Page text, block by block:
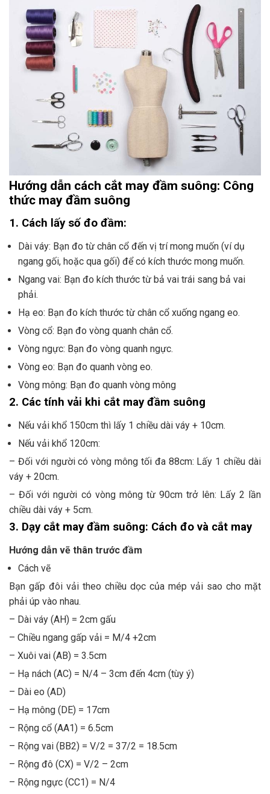
Hướng dẫn cách cắt may đầm suông: Công
thức may đầm suông
1. Cách lấy số đo đầm:
Dài váy: Bạn đo từ chân cổ đến vị trí mong muốn (ví dụ
ngang gối, hoặc qua gối) để có kích thước mong muốn.
Ngang vai: Bạn đo kích thước từ bả vai trái sang bả vai
phải.
Hạ eo: Bạn đo kích thước từ chân cổ xuống ngang eo.
Vòng cổ: Bạn đo vòng quanh chân cổ.
Vòng ngực: Bạn đo vòng quanh ngực.
Vòng eo: Bạn đo quanh vòng eo.
Vòng mông: Bạn đo quanh vòng mông
2. Các tính vải khi cắt may đầm suông
Nếu vải khổ 150cm thì lấy 1 chiều dài váy + 10cm.
Nếu vải khổ 120cm:
– Đối với người có vòng mông tối đa 88cm: Lấy 1 chiều dài
váy + 20cm.
– Đối với người có vòng mông từ 90cm trở lên: Lấy 2 lần
chiều dài váy + 5cm.
3. Dạy cắt may đầm suông: Cách đo và cắt may
Hướng dẫn vẽ thân trước đầm
Cách vẽ
Bạn gấp đôi vải theo chiều dọc của mép vải sao cho mặt
phải úp vào nhau.
– Dài váy (AH) = 2cm gấu
– Chiều ngang gấp vải = M/4 +2cm
– Xuôi vai (AB) = 3.5cm
– Hạ nách (AC) = N/4 – 3cm đến 4cm (tùy ý)
– Dài eo (AD)
– Hạ mông (DE) = 17cm
– Rộng cổ (AA1) = 6.5cm
– Rộng vai (BB2) = V/2 = 37/2 = 18.5cm
– Rộng đô (CX) = V/2 – 2cm
– Rộng ngực (CC1) = N/4